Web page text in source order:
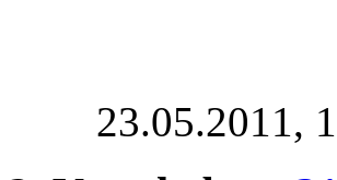
23.05.2011,